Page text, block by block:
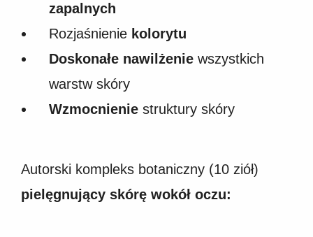
zapalnych
Rozjaśnienie kolorytu
Doskonałe nawilżenie wszystkich
warstw skóry
Wzmocnienie struktury skóry
Autorski kompleks botaniczny (10 ziół)
pielęgnujący skórę wokół oczu: